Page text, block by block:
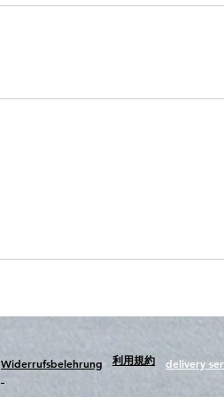
Widerrufsbelehrung ​利用規約 delivery